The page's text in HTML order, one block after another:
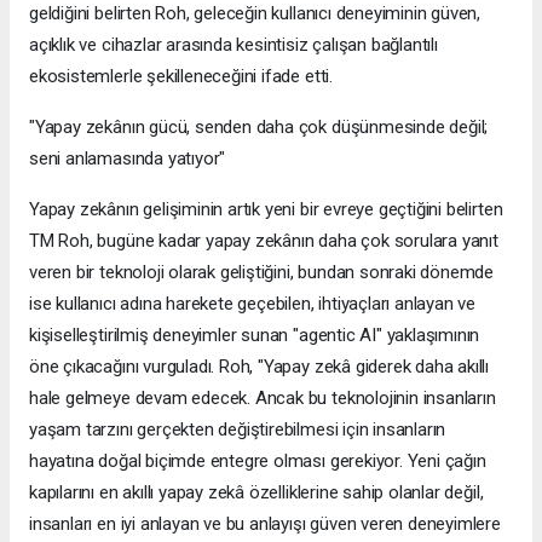
geldiğini belirten Roh, geleceğin kullanıcı deneyiminin güven,
açıklık ve cihazlar arasında kesintisiz çalışan bağlantılı
ekosistemlerle şekilleneceğini ifade etti.
"Yapay zekânın gücü, senden daha çok düşünmesinde değil;
seni anlamasında yatıyor"
Yapay zekânın gelişiminin artık yeni bir evreye geçtiğini belirten
TM Roh, bugüne kadar yapay zekânın daha çok sorulara yanıt
veren bir teknoloji olarak geliştiğini, bundan sonraki dönemde
ise kullanıcı adına harekete geçebilen, ihtiyaçları anlayan ve
kişiselleştirilmiş deneyimler sunan "agentic AI" yaklaşımının
öne çıkacağını vurguladı. Roh, "Yapay zekâ giderek daha akıllı
hale gelmeye devam edecek. Ancak bu teknolojinin insanların
yaşam tarzını gerçekten değiştirebilmesi için insanların
hayatına doğal biçimde entegre olması gerekiyor. Yeni çağın
kapılarını en akıllı yapay zekâ özelliklerine sahip olanlar değil,
insanları en iyi anlayan ve bu anlayışı güven veren deneyimlere